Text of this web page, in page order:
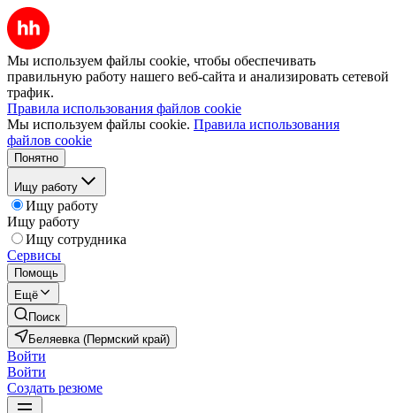
Мы используем файлы cookie, чтобы обеспечивать
правильную работу нашего веб-сайта и анализировать сетевой
трафик.
Правила использования файлов cookie
Мы используем файлы cookie. Правила использования
файлов cookie
Понятно
Ищу работу
Ищу работу
Ищу работу
Ищу сотрудника
Сервисы
Помощь
Ещё
Поиск
Беляевка (Пермский край)
Войти
Войти
Создать резюме